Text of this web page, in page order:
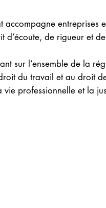
accompagne
d’écoute, de rigueur et
sur l’ensemble de la
du travail et au droit
vie professionnelle et la